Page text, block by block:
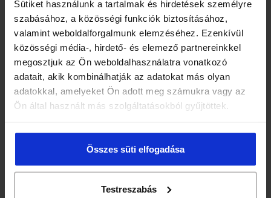
Sütiket használunk a tartalmak és hirdetések személyre
szabásához, a közösségi funkciók biztosításához,
valamint weboldalforgalmunk elemzéséhez. Ezenkívül
közösségi média-, hirdető- és elemező partnereinkkel
megosztjuk az Ön weboldalhasználatra vonatkozó
adatait, akik kombinálhatják az adatokat más olyan
adatokkal, amelyeket Ön adott meg számukra vagy az
Ön által használt más szolgáltatásokból gyűjtöttek.
Összes süti elfogadása
Testreszabás